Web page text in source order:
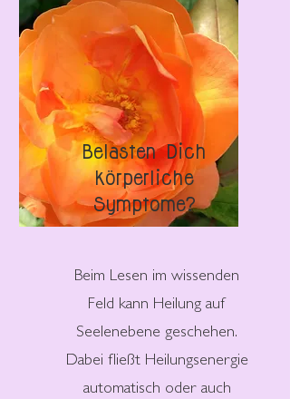
Belasten Dich
körperliche
Symptome?
Beim Lesen im wissenden
Feld kann Heilung auf
Seelenebene geschehen.
Dabei fließt Heilungsenergie
automatisch oder auch